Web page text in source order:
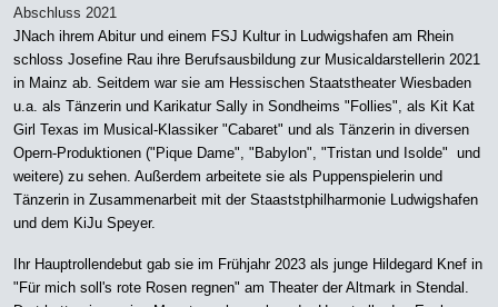
Abschluss 2021
JNach ihrem Abitur und einem FSJ Kultur in Ludwigshafen am Rhein
schloss Josefine Rau ihre Berufsausbildung zur Musicaldarstellerin 2021
in Mainz ab. Seitdem war sie am Hessischen Staatstheater Wiesbaden
u.a. als Tänzerin und Karikatur Sally in Sondheims "Follies", als Kit Kat
Girl Texas im Musical-Klassiker "Cabaret" und als Tänzerin in diversen
Opern-Produktionen ("Pique Dame", "Babylon", "Tristan und Isolde" und
weitere) zu sehen. Außerdem arbeitete sie als Puppenspielerin und
Tänzerin in Zusammenarbeit mit der Staaststphilharmonie Ludwigshafen
und dem KiJu Speyer.
Ihr Hauptrollendebut gab sie im Frühjahr 2023 als junge Hildegard Knef in
"Für mich soll's rote Rosen regnen" am Theater der Altmark in Stendal.